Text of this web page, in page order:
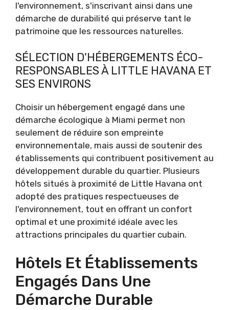
l'environnement, s'inscrivant ainsi dans une
démarche de durabilité qui préserve tant le
patrimoine que les ressources naturelles.
SÉLECTION D'HÉBERGEMENTS ÉCO-
RESPONSABLES À LITTLE HAVANA ET
SES ENVIRONS
Choisir un hébergement engagé dans une
démarche écologique à Miami permet non
seulement de réduire son empreinte
environnementale, mais aussi de soutenir des
établissements qui contribuent positivement au
développement durable du quartier. Plusieurs
hôtels situés à proximité de Little Havana ont
adopté des pratiques respectueuses de
l'environnement, tout en offrant un confort
optimal et une proximité idéale avec les
attractions principales du quartier cubain.
Hôtels Et Établissements
Engagés Dans Une
Démarche Durable